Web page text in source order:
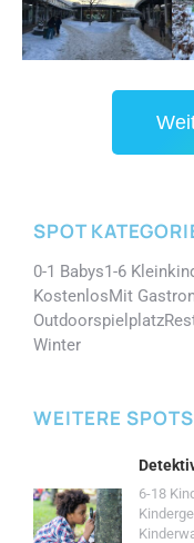
SPOT
0-1 Babys1-6
KostenlosMit
Outdoorspielplatz
Winter
WEITERE SPOTS
6-18